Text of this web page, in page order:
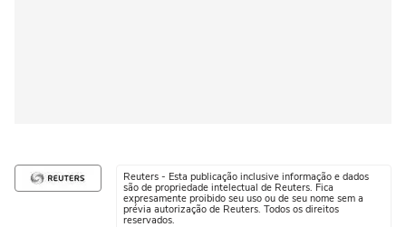
Reuters - Esta publicação inclusive informação e dados
são de propriedade intelectual de Reuters. Fica
expresamente proibido seu uso ou de seu nome sem a
prévia autorização de Reuters. Todos os direitos
reservados.